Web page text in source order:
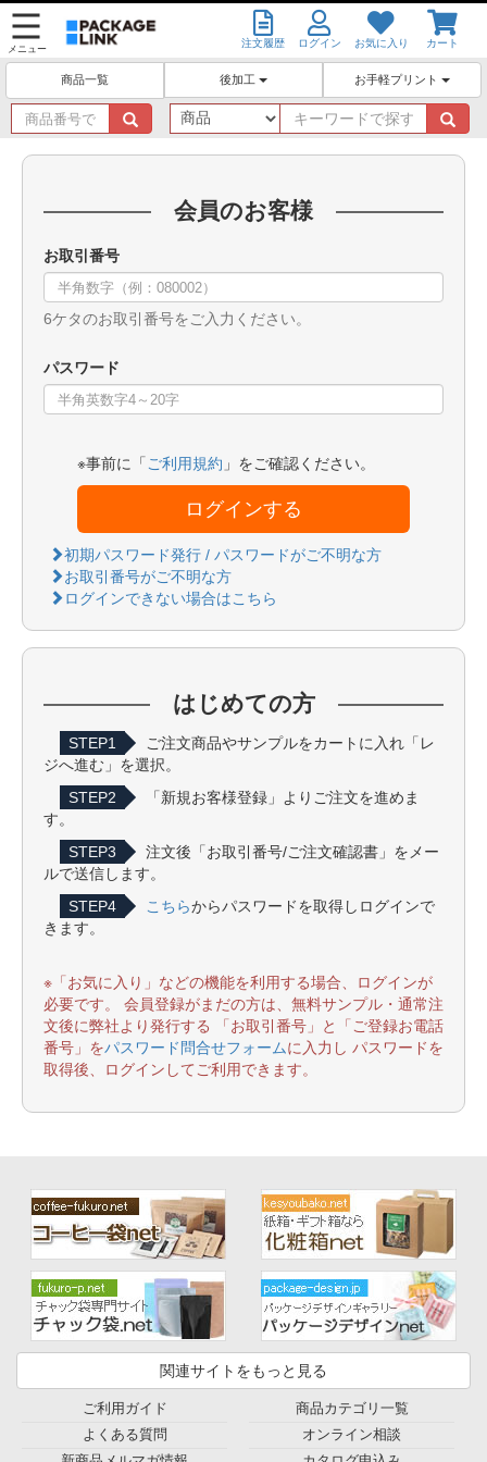
メニュー 注文履歴 ログイン お気に入り カート
商品一覧 後加工 お手軽プリント
商
品
番
キ
ー
ワ
会員のお客様
お取引番号
6ケタのお取引番号をご入力ください。
パスワード
※事前に「 ご利用規約 」をご確認ください。
ログインする
初期パスワード発行 / パスワードがご不明な方
お取引番号がご不明な方
ログインできない場合はこちら
はじめての方
STEP1
ご注文商品やサンプルをカートに入れ「レ
ジへ進む」を選択。
STEP2
「新規お客様登録」よりご注文を進めま
す。
STEP3
注文後「お取引番号/ご注文確認書」をメー
ルで送信します。
STEP4
こちらからパスワードを取得しログインで
きます。
※「お気に入り」などの機能を利用する場合、ログインが
必要です。 会員登録がまだの方は、無料サンプル・通常注
文後に弊社より発行する 「お取引番号」と「ご登録お電話
番号」をパスワード問合せフォームに入力し パスワードを
取得後、ログインしてご利用できます。
関連サイトをもっと見る
ご利用ガイド
よくある質問
商品カテゴリ一覧
オンライン相談